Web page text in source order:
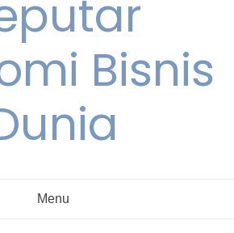
Bisnis
Menu